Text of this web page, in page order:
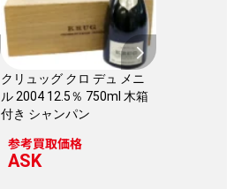
クリュッグ クロ デュ メニ
ル 2004 12.5％ 750ml 木箱
付き シャンパン
参考買取価格
ASK